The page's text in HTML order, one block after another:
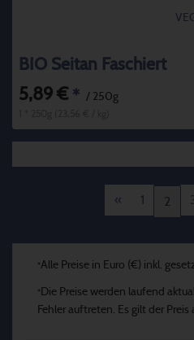
BIO Seitan Faschiert
5,89 € * / 250g
« 1 2
*Alle Preise in Euro (€) inkl.
* Die Preise werden laufend
Fehler auftreten. Es gilt der Preis